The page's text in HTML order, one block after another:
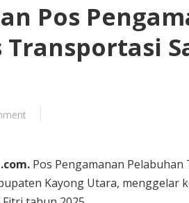
Pos
Pos Pengamanan
Kayong Utara, menggelar